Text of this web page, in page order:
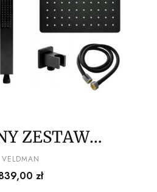
ZESTAW
NEGRO
PRODUCENT
VELDMAN
zł